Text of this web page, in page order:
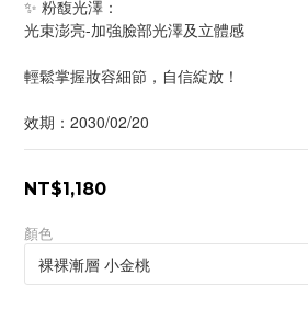
✨ 粉馥光澤：
光束澎亮-加強臉部光澤及立體感
輕鬆掌握妝容細節，自信綻放！
效期：2030/02/20
NT$1,180
顏色